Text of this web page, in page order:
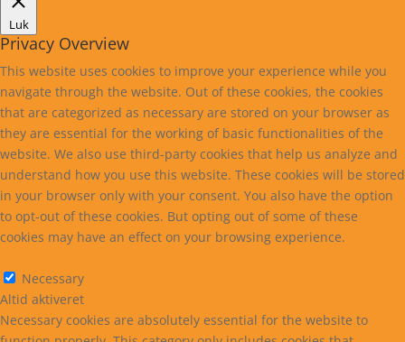
Luk
Privacy Overview
This website uses cookies to improve your experience while you
navigate through the website. Out of these cookies, the cookies
that are categorized as necessary are stored on your browser as
they are essential for the working of basic functionalities of the
website. We also use third-party cookies that help us analyze and
understand how you use this website. These cookies will be stored
in your browser only with your consent. You also have the option
to opt-out of these cookies. But opting out of some of these
cookies may have an effect on your browsing experience.
Necessary
Altid aktiveret
Necessary cookies are absolutely essential for the website to